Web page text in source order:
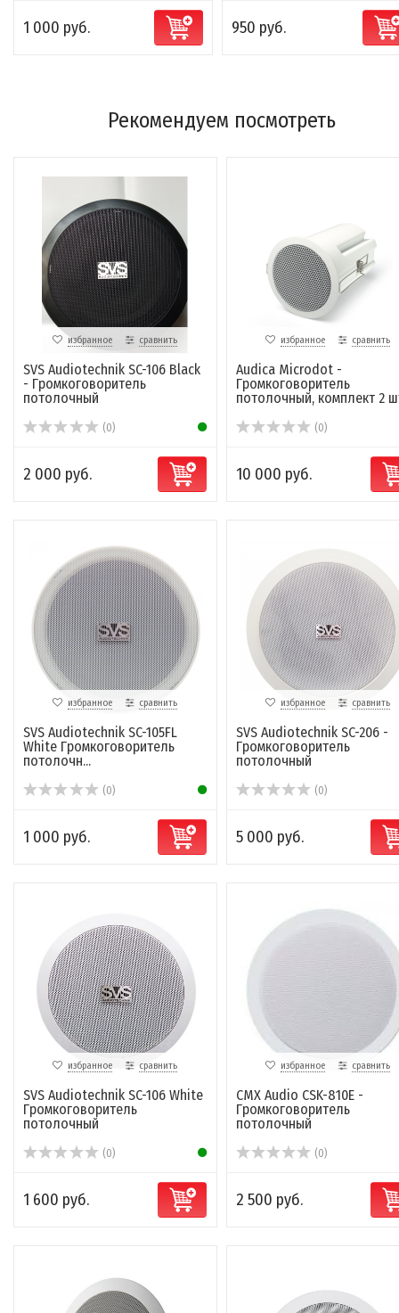
1 000 руб. 950 руб.
Рекомендуем посмотреть
избранное сравнить
SVS Audiotechnik SC-106 Black
- Громкоговоритель
потолочный
(0)
2 000 руб.
избранное сравнить
Audica Microdot -
Громкоговоритель
потолочный, комплект 2
(0)
10 000 руб.
избранное сравнить
SVS Audiotechnik SC-105FL
White Громкоговоритель
потолочн...
(0)
1 000 руб.
избранное сравнить
SVS Audiotechnik SC-206 -
Громкоговоритель
потолочный
(0)
5 000 руб.
избранное сравнить
SVS Audiotechnik SC-106 White
Громкоговоритель
потолочный
(0)
1 600 руб.
избранное сравнить
CMX Audio CSK-810E -
Громкоговоритель
потолочный
(0)
2 500 руб.